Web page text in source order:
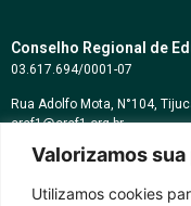
Valorizamos
Utilizamos cookies
Conselho Regional de
03.617.694/0001-07
Rua Adolfo Mota, N°104,
cref1@cref1.org.br
Assessoria de